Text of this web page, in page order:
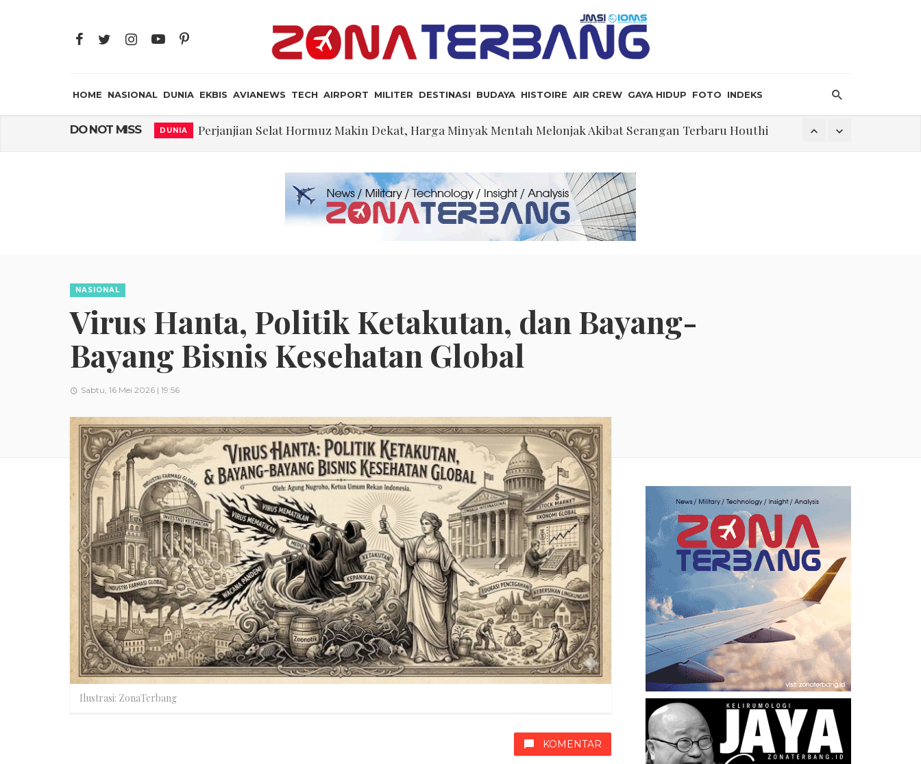
HOME NASIONAL DUNIA EKBIS AVIANEWS TECH AIRPORT MILITER DESTINASI BUDAYA HISTOIRE AIR CREW GAYA HIDUP FOTO INDEKS
DO NOT MISS DUNIA Perjanjian Selat Hormuz Makin Dekat, Harga Minyak Mentah Melonjak Akibat Serangan Terbaru Houthi
Gegara Stok Amunisi dan Rudal Menipis, Hubungan Presiden dan Menhan Dilaporkan Retak
Filsafat “Toy Story”
Abdul El-Sayed Selangkah Lagi Menuju Senat AS
NASIONAL
Virus Hanta, Politik Ketakutan, dan Bayang-
Bayang Bisnis Kesehatan Global
Sabtu, 16 Mei 2026 | 19:56
Ilustrasi: ZonaTerbang
KOMENTAR